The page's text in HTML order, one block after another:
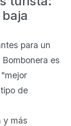
para un
es
de
y más